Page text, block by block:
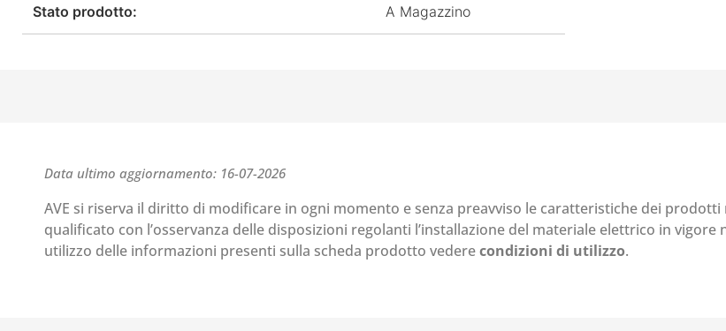
Stato prodotto: A Magazzino
Data ultimo aggiornamento: 16-07-2026
AVE si riserva il diritto di modificare in ogni momento e senza preavviso le caratteristiche dei
qualificato con l’osservanza delle disposizioni regolanti l’installazione del materiale elettrico in
utilizzo delle informazioni presenti sulla scheda prodotto vederecondizioni di utilizzo.